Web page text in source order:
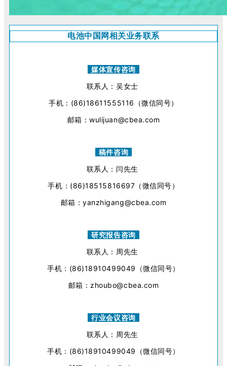
电池中国网相关业务联系
媒体宣传咨询
联系人：吴女士
手机：(86)18611555116（微信同号）
邮箱：wulijuan@cbea.com
稿件咨询
联系人：闫先生
手机：(86)18515816697（微信同号）
邮箱：yanzhigang@cbea.com
研究报告咨询
联系人：周先生
手机：(86)18910499049（微信同号）
邮箱：zhoubo@cbea.com
行业会议咨询
联系人：周先生
手机：(86)18910499049（微信同号）